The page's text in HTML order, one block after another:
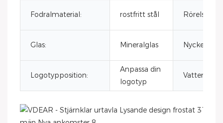
Fodralmaterial: rostfritt stål Rörelse:
Glas: Mineralglas Nyckelord:
Logotypposition:
Anpassa din
logotyp
Vattentät: